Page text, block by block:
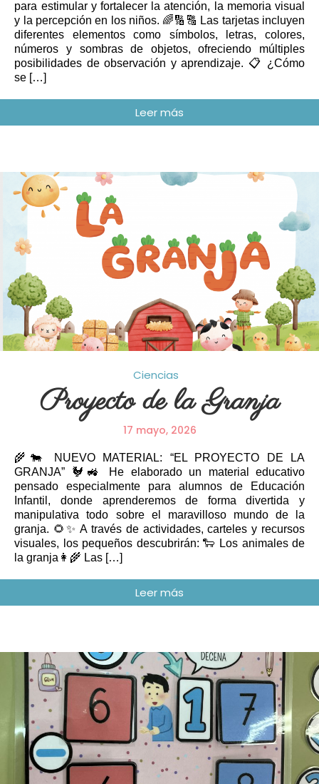
para estimular y fortalecer la atención, la memoria visual
y la percepción en los niños. 🌈🔢🔠 Las tarjetas incluyen
diferentes elementos como símbolos, letras, colores,
números y sombras de objetos, ofreciendo múltiples
posibilidades de observación y aprendizaje. 📋 ¿Cómo
se […]
Ciencias
Proyecto de la Granja
17 mayo, 2026
🌾🐄 NUEVO MATERIAL: “EL PROYECTO DE LA
GRANJA” 🐓🚜 He elaborado un material educativo
pensado especialmente para alumnos de Educación
Infantil, donde aprenderemos de forma divertida y
manipulativa todo sobre el maravilloso mundo de la
granja. 🌻✨ A través de actividades, carteles y recursos
visuales, los pequeños descubrirán: 🐑 Los animales de
la granja👩‍🌾 Las […]